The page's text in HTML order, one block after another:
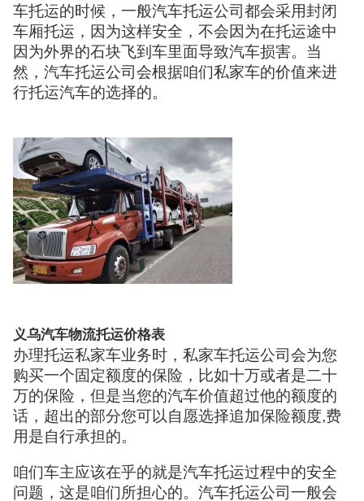
车托运的时候，一般汽车托运公司都会采用封闭
车厢托运，因为这样安全，不会因为在托运途中
因为外界的石块飞到车里面导致汽车损害。当
然，汽车托运公司会根据咱们私家车的价值来进
行托运汽车的选择的。
义乌汽车物流托运价格表
办理托运私家车业务时，私家车托运公司会为您
购买一个固定额度的保险，比如十万或者是二十
万的保险，但是当您的汽车价值超过他的额度的
话，超出的部分您可以自愿选择追加保险额度,费
用是自行承担的。
咱们车主应该在乎的就是汽车托运过程中的安全
问题，这是咱们所担心的。汽车托运公司一般会